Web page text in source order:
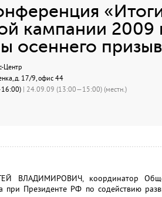
кампании 2009
осеннего
Центр
д. 17/9, офис 44
| 24.09.09 (13:00—15:00) (местн.)
ВЛАДИМИРОВИЧ, координатор
при Президенте РФ по содействию